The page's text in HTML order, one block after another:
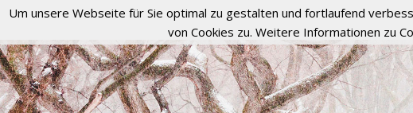
Um unsere Webseite für Sie optimal zu gestalten und fortlaufend
von Cookies zu. Weitere Informationen zu